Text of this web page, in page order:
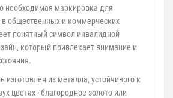
необходимая маркировка для
в общественных и коммерческих
понятный символ инвалидной
который привлекает внимание и
изготовлен из металла, устойчивого к
цветах - благородное золото или